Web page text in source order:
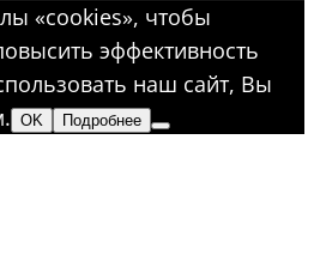
«cookies», чтобы
эффективность
наш сайт, Вы
OK Подробнее